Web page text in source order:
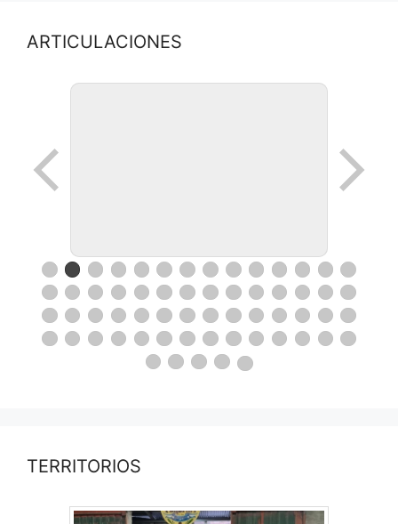
ARTICULACIONES
TERRITORIOS